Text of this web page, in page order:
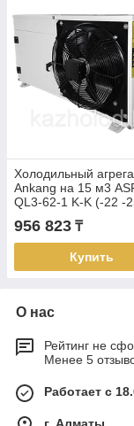
Холодильный
Ankang на 15 м3
QL3-62-1 K-K (-22 -
956 823 ₸
Купить
О нас
Рейтинг не
Менее 5
Работает с